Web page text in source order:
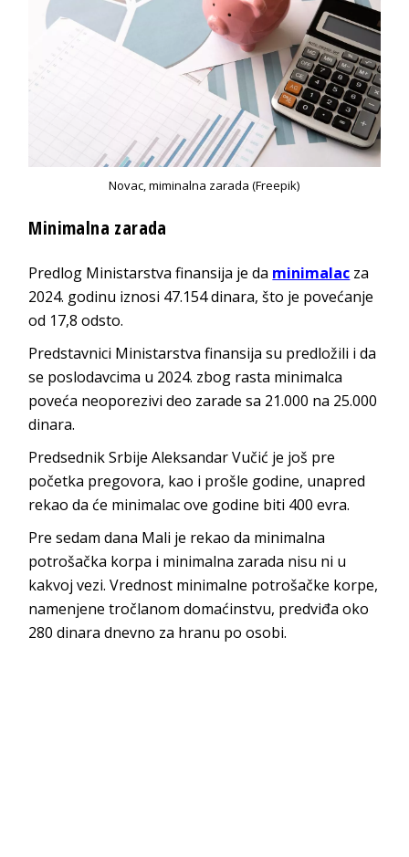
Novac, miminalna zarada (Freepik)
Minimalna zarada
Predlog Ministarstva finansija je da minimalac za
2024. godinu iznosi 47.154 dinara, što je povećanje
od 17,8 odsto.
Predstavnici Ministarstva finansija su predložili i da
se poslodavcima u 2024. zbog rasta minimalca
poveća neoporezivi deo zarade sa 21.000 na 25.000
dinara.
Predsednik Srbije Aleksandar Vučić je još pre
početka pregovora, kao i prošle godine, unapred
rekao da će minimalac ove godine biti 400 evra.
Pre sedam dana Mali je rekao da minimalna
potrošačka korpa i minimalna zarada nisu ni u
kakvoj vezi. Vrednost minimalne potrošačke korpe,
namenjene tročlanom domaćinstvu, predviđa oko
280 dinara dnevno za hranu po osobi.